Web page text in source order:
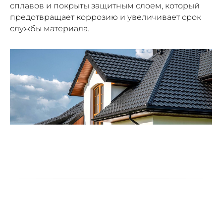
сплавов и покрыты защитным слоем, который
предотвращает коррозию и увеличивает срок
службы материала.